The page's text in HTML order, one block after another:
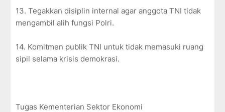
13. Tegakkan disiplin internal agar anggota TNI tidak
mengambil alih fungsi Polri.
14. Komitmen publik TNI untuk tidak memasuki ruang
sipil selama krisis demokrasi.
Tugas Kementerian Sektor Ekonomi